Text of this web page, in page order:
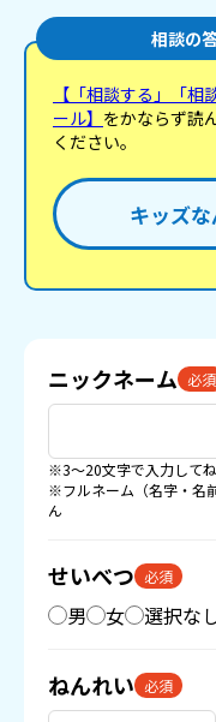
相談の
【「相談する」「
ール】 をかならず読
ください。
キッズ
ニックネーム 必須
※3〜20文字で入力してね
※フルネーム（名字・名
ん
せいべつ 必須
男 女 選択な
ねんれい 必須